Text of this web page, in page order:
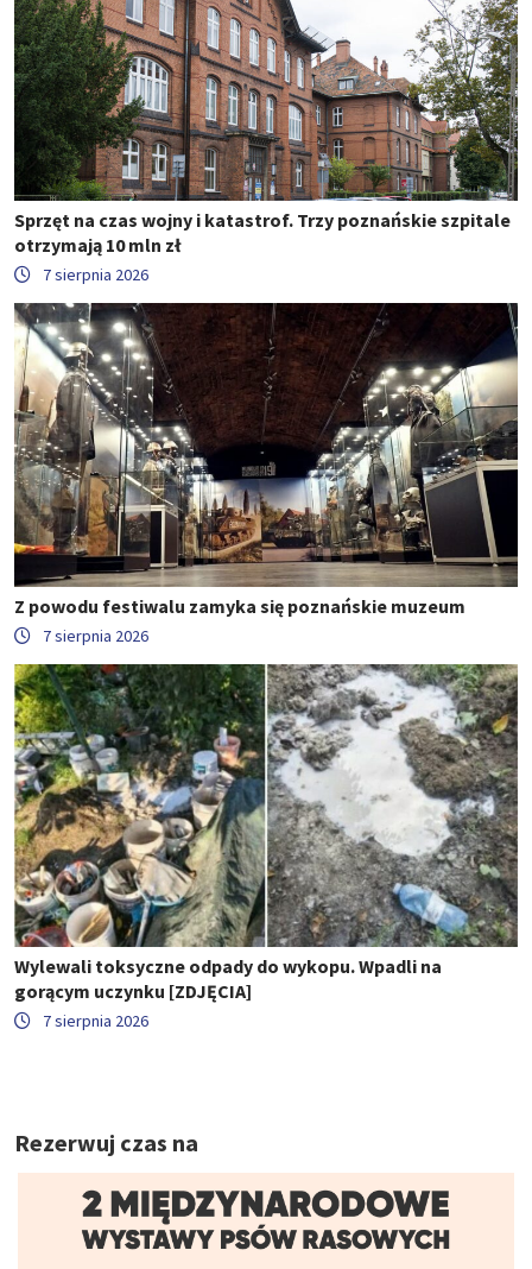
Sprzęt na czas wojny i katastrof. Trzy poznańskie szpitale
otrzymają 10 mln zł
7 sierpnia 2026
Z powodu festiwalu zamyka się poznańskie muzeum
7 sierpnia 2026
Wylewali toksyczne odpady do wykopu. Wpadli na
gorącym uczynku [ZDJĘCIA]
7 sierpnia 2026
Rezerwuj czas na